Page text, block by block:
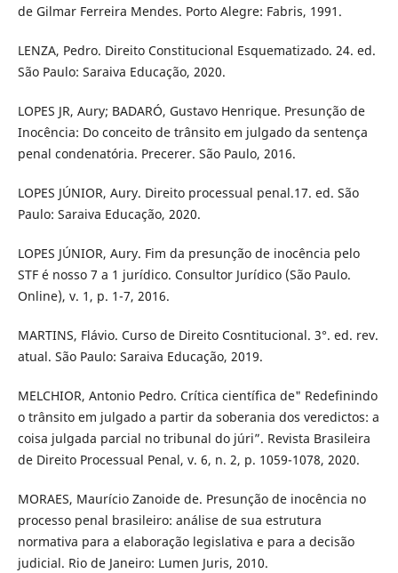
de Gilmar Ferreira Mendes. Porto Alegre: Fabris, 1991.
LENZA, Pedro. Direito Constitucional Esquematizado. 24. ed.
São Paulo: Saraiva Educação, 2020.
LOPES JR, Aury; BADARÓ, Gustavo Henrique. Presunção de
Inocência: Do conceito de trânsito em julgado da sentença
penal condenatória. Precerer. São Paulo, 2016.
LOPES JÚNIOR, Aury. Direito processual penal.17. ed. São
Paulo: Saraiva Educação, 2020.
LOPES JÚNIOR, Aury. Fim da presunção de inocência pelo
STF é nosso 7 a 1 jurídico. Consultor Jurídico (São Paulo.
Online), v. 1, p. 1-7, 2016.
MARTINS, Flávio. Curso de Direito Cosntitucional. 3°. ed. rev.
atual. São Paulo: Saraiva Educação, 2019.
MELCHIOR, Antonio Pedro. Crítica científica de" Redefinindo
o trânsito em julgado a partir da soberania dos veredictos: a
coisa julgada parcial no tribunal do júri”. Revista Brasileira
de Direito Processual Penal, v. 6, n. 2, p. 1059-1078, 2020.
MORAES, Maurício Zanoide de. Presunção de inocência no
processo penal brasileiro: análise de sua estrutura
normativa para a elaboração legislativa e para a decisão
judicial. Rio de Janeiro: Lumen Juris, 2010.